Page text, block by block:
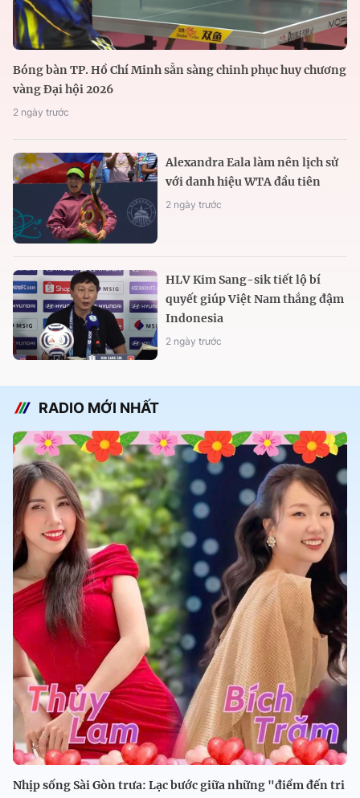
Bóng bàn TP. Hồ Chí Minh sẵn sàng chinh phục huy chương
vàng Đại hội 2026
2 ngày trước
Alexandra Eala làm nên lịch sử
với danh hiệu WTA đầu tiên
2 ngày trước
HLV Kim Sang-sik tiết lộ bí
quyết giúp Việt Nam thắng đậm
Indonesia
2 ngày trước
RADIO MỚI NHẤT
Nhịp sống Sài Gòn trưa: Lạc bước giữa những "điểm đến tri